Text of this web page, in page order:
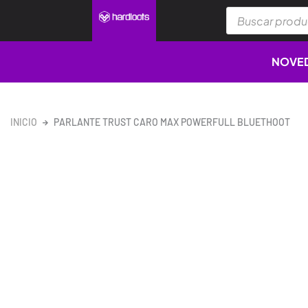
contenido
productos
INICIO PARLANTE TRUST CARO MAX POWERFULL BLUETHOOT